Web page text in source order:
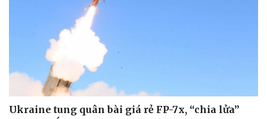
Thông tin doanh nghiệp
Doanh nghiệp 24h
Doanh nhân
Vì cộng đồng
Ukraine tung quân bài giá rẻ FP-7x, “chia lửa”